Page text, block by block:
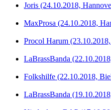
Joris (24.10.2018,
MaxProsa (24.10.2018,
Procol Harum
LaBrassBanda
Folkshilfe (22.10.2018,
LaBrassBanda